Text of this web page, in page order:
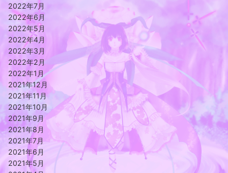
2022年7月
2022年6月
2022年5月
2022年4月
2022年3月
2022年2月
2022年1月
2021年12月
2021年11月
2021年10月
2021年9月
2021年8月
2021年7月
2021年6月
2021年5月